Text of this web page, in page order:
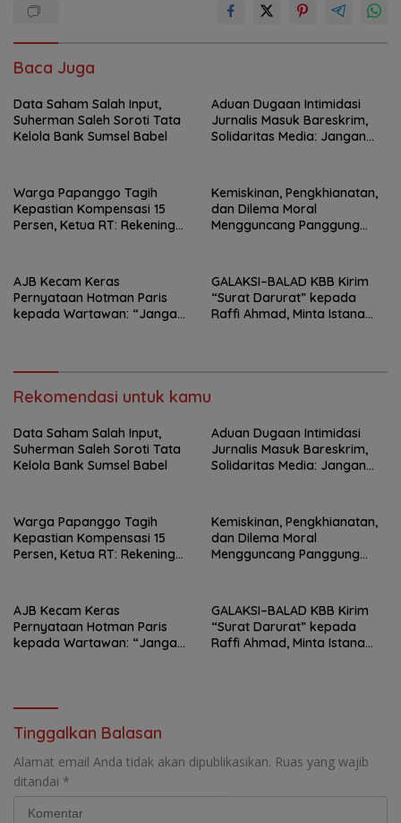
Baca Juga
Data Saham Salah Input,
Suherman Saleh Soroti Tata
Kelola Bank Sumsel Babel
Aduan Dugaan Intimidasi
Jurnalis Masuk Bareskrim,
Solidaritas Media: Jangan
Warga Papanggo Tagih
Kepastian Kompensasi 15
Persen, Ketua RT: Rekening
Kemiskinan, Pengkhianatan,
dan Dilema Moral
Mengguncang Panggung
Drama “Sayang Ada Orang
Lain”
AJB Kecam Keras
Pernyataan Hotman Paris
kepada Wartawan: “Jangan
GALAKSI–BALAD KBB Kirim
“Surat Darurat” kepada
Raffi Ahmad, Minta Istana
Rekomendasi untuk kamu
Data Saham Salah Input,
Suherman Saleh Soroti Tata
Kelola Bank Sumsel Babel
Aduan Dugaan Intimidasi
Jurnalis Masuk Bareskrim,
Solidaritas Media: Jangan
Warga Papanggo Tagih
Kepastian Kompensasi 15
Persen, Ketua RT: Rekening
Kemiskinan, Pengkhianatan,
dan Dilema Moral
Mengguncang Panggung
Drama “Sayang Ada Orang
Lain”
AJB Kecam Keras
Pernyataan Hotman Paris
kepada Wartawan: “Jangan
GALAKSI–BALAD KBB Kirim
“Surat Darurat” kepada
Raffi Ahmad, Minta Istana
Tinggalkan Balasan
Alamat email Anda tidak akan dipublikasikan. Ruas yang wajib
ditandai *